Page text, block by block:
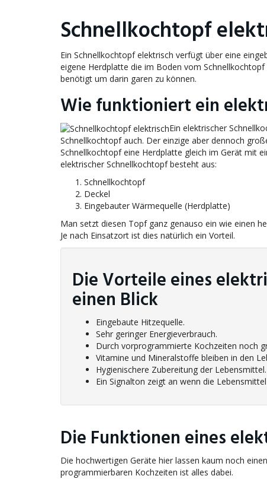
Schnellkochtopf
Ein Schnellkochtopf elektrisch verfügt über eine
eigene Herdplatte die im Boden vom
benötigt um darin garen zu können.
Wie funktioniert ein
Ein elektrischer
Schnellkochtopf auch. Der einzige aber dennoch
Schnellkochtopf eine Herdplatte gleich im Gerät mit
elektrischer Schnellkochtopf besteht aus:
Schnellkochtopf
Deckel
Eingebauter Wärmequelle (Herdplatte)
Man setzt diesen Topf ganz genauso ein wie einen
Je nach Einsatzort ist dies natürlich ein Vorteil.
Die Vorteile eines
einen Blick
Eingebaute Hitzequelle.
Sehr geringer Energieverbrauch.
Durch vorprogrammierte Kochzeiten noch
Vitamine und Mineralstoffe bleiben in den
Hygienischere Zubereitung der Lebensmittel.
Ein Signalton zeigt an wenn die
Die Funktionen eines
Die hochwertigen Geräte hier lassen kaum noch
programmierbaren Kochzeiten ist alles dabei.